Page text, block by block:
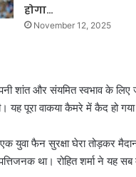
होगा…
November 12, 2025
शांत और संयमित स्वभाव के
यह पूरा वाकया कैमरे में कैद हो
युवा फैन सुरक्षा घेरा तोड़कर
था। रोहित शर्मा ने यह